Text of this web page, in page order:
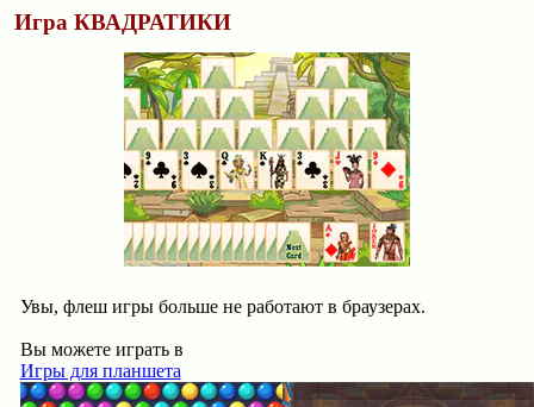
Игра КВАДРАТИКИ
Увы, флеш игры больше не работают в браузерах.
Вы можете играть в
Игры для планшета